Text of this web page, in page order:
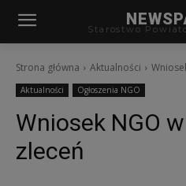
Starostwo
Strona główna Aktualności
Aktualności Ogłoszenia NGO
Wniosek NGO
zleceń